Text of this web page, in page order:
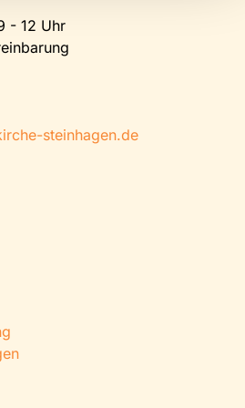
- 12 Uhr
steinhagen.de